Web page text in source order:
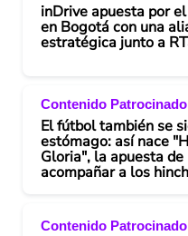
inDrive apuesta por
en Bogotá con una
estratégica junto a
Contenido Patrocinado
El fútbol también se
estómago: así nace
Gloria", la apuesta de
acompañar a los
Contenido Patrocinado